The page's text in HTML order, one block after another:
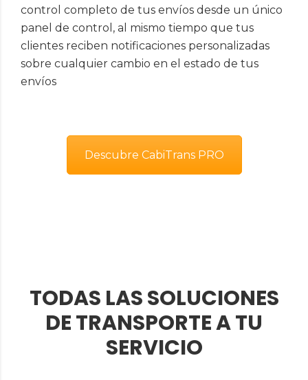
control completo de tus envíos desde un único
panel de control, al mismo tiempo que tus
clientes reciben notificaciones personalizadas
sobre cualquier cambio en el estado de tus
envíos
Descubre CabiTrans PRO
TODAS LAS SOLUCIONES
DE TRANSPORTE A TU
SERVICIO